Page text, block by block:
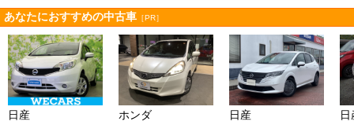
あなたにおすすめの中古車 ［PR］
日産
ホンダ
日産
日